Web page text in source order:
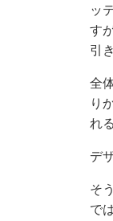
ッ
す
引
全
り
れ
デ
そ
で